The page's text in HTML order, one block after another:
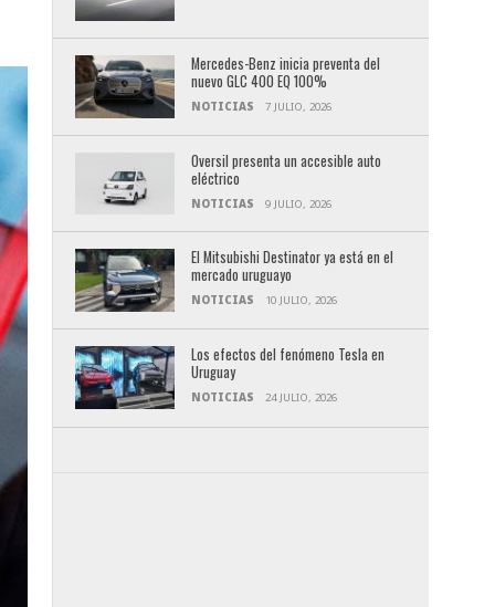
Mercedes-Benz inicia preventa del
nuevo GLC 400 EQ 100%
NOTICIAS 7 JULIO, 2026
Oversil presenta un accesible auto
eléctrico
NOTICIAS 9 JULIO, 2026
El Mitsubishi Destinator ya está en el
mercado uruguayo
NOTICIAS 10 JULIO, 2026
Los efectos del fenómeno Tesla en
Uruguay
NOTICIAS 24 JULIO, 2026